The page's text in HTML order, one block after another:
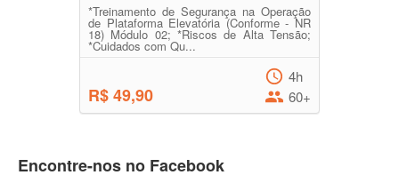
*Treinamento de Segurança na Operação
de Plataforma Elevatória (Conforme - NR
18) Módulo 02; *Riscos de Alta Tensão;
*Cuidados com Qu...
R$ 49,90
4h
60+
Encontre-nos no Facebook